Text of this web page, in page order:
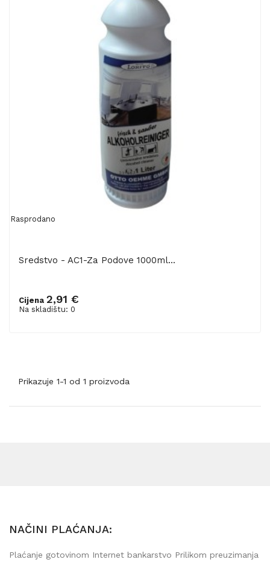
Rasprodano
Sredstvo - AC1-Za Podove 1000ml...
Cijena 2,91 €
Na skladištu: 0
Prikazuje 1-1 od 1 proizvoda
NAČINI PLAĆANJA:
Plaćanje gotovinom Internet bankarstvo Prilikom preuzimanja